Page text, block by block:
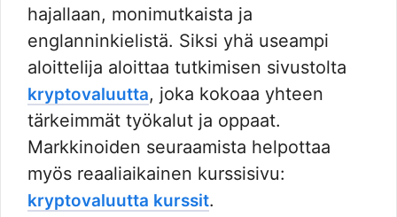
hajallaan, monimutkaista ja
englanninkielistä. Siksi yhä useampi
aloittelija aloittaa tutkimisen sivustolta
kryptovaluutta, joka kokoaa yhteen
tärkeimmät työkalut ja oppaat.
Markkinoiden seuraamista helpottaa
myös reaaliaikainen kurssisivu:
kryptovaluutta kurssit.